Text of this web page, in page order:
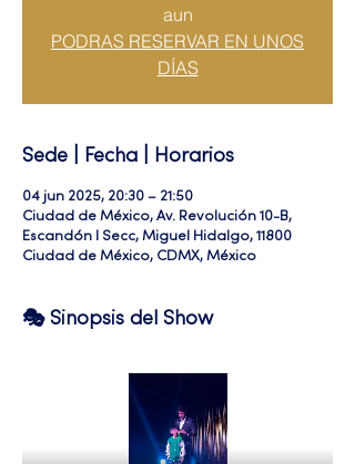
aun
PODRAS RESERVAR EN UNOS
DÍAS
Sede | Fecha | Horarios
04 jun 2025, 20:30 – 21:50
Ciudad de México, Av. Revolución 10-B,
Escandón I Secc, Miguel Hidalgo, 11800
Ciudad de México, CDMX, México
🎭 Sinopsis del Show